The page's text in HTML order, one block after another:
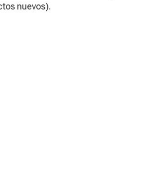
nuevos).